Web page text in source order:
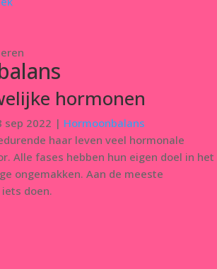
hormonen
sep 2022 | Hormoonbalans
haar leven veel hormonale
Alle fases hebben hun eigen doel in het
ongemakken. Aan de meeste
doen.